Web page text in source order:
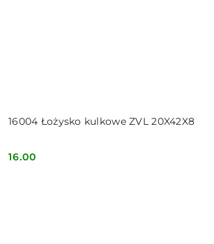
16004 Łożysko kulkowe ZVL 20X42X8
Cena:
16.00